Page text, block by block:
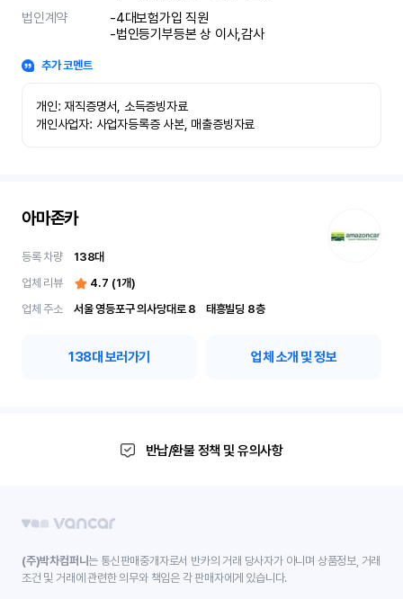
법인계약
-4대보험가입 직원
-법인등기부등본 상 이사,감사
추가 코멘트
개인: 재직증명서, 소득증빙자료
개인사업자: 사업자등록증 사본, 매출증빙자료
아마존카
등록 차량 138대
업체 리뷰
4.7 (1개)
업체 주소
서울 영등포구 의사당대로 8	 태흥빌딩 8층
138대 보러가기 업체 소개 및 정보
반납/환불 정책 및 유의사항
(주)박차컴퍼니는 통신판매중개자로서 반카의 거래 당사자가 아니며 상품정보, 거래
조건 및 거래에 관련한 의무와 책임은 각 판매자에게 있습니다.